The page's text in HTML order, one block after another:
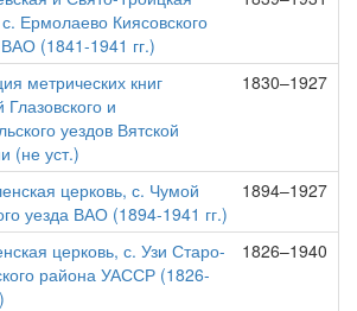
Ермолаево Киясовского
(1841-1941 гг.)
метрических книг
Глазовского и
уездов Вятской
(не уст.)
1830–1927
церковь, с. Чумой
уезда ВАО (1894-1941 гг.)
1894–1927
церковь, с. Узи Старо-
района УАССР (1826-
1826–1940